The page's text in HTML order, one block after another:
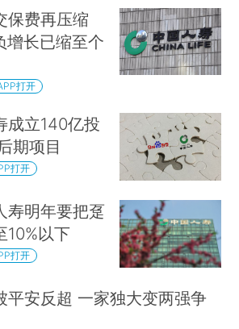
保费再压缩
增长已缩至个
打开
成立140亿投
期项目
打开
寿明年要把趸
10%以下
打开
平安反超 一家独大变两强争